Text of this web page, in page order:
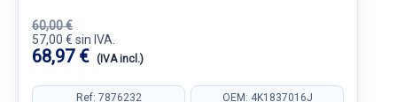
60,00 €
57,00 € sin IVA.
68,97 € (IVA incl.)
Ref: 7876232 OEM: 4K1837016J